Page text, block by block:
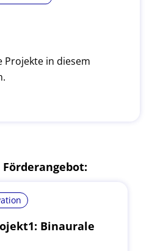
Projekte in diesem
Binaurale